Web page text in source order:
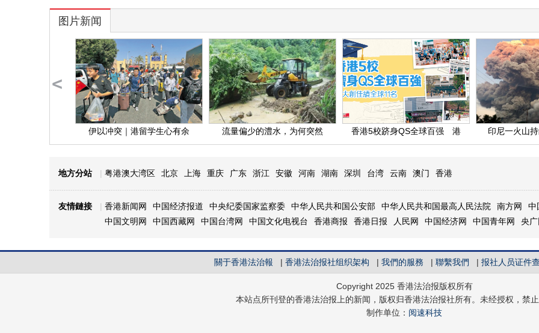
图片新闻
<
伊以冲突｜港留学生心有余 流量偏少的澧水，为何突然 香港5校跻身QS全球百强 港 印尼一火山
地方分站 | 粤港澳大湾区 北京 上海 重庆 广东 浙江 安徽 河南 湖南 深圳 台湾 云南 澳门 香港
友情鏈接 | 香港新闻网 中国经济报道 中央纪委国家监察委 中华人民共和国公安部 中华人民共和国最高人民法院 南方网
中
中国文明网
中国西藏网 中国台湾网 中国文化电视台 香港商报 香港日报 人民网 中国经济网 中国青年网 央
關于香港法治報 | 香港法治报社组织架构 | 我們的服務 | 聯繫我們 | 报社人员证件
Copyright 2025 香港法治报版权所有
本站点所刊登的香港法治报上的新闻，版权归香港法治报社所有。未经授权，禁
制作单位： 阅速科技